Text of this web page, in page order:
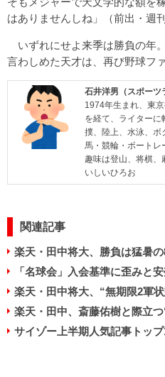
はありませんしね」（前出・週
いずれにせよ来季は勝負の年
言わしめた天才は、再び野球フ
石井洋男（スポーツ
1974年生まれ、東
を経て、ライターに
撲、陸上、水泳、ボ
馬・競輪・ボートレ
趣味は登山、将棋、
いしいひろお
関連記事
楽天・田中将大、勝負は猛暑の
「名球会」入会基準に歪みと
楽天・田中将大、“無期限2軍
楽天・田中、斎藤佑樹と際立
サイゾー上半期人気記事トッ